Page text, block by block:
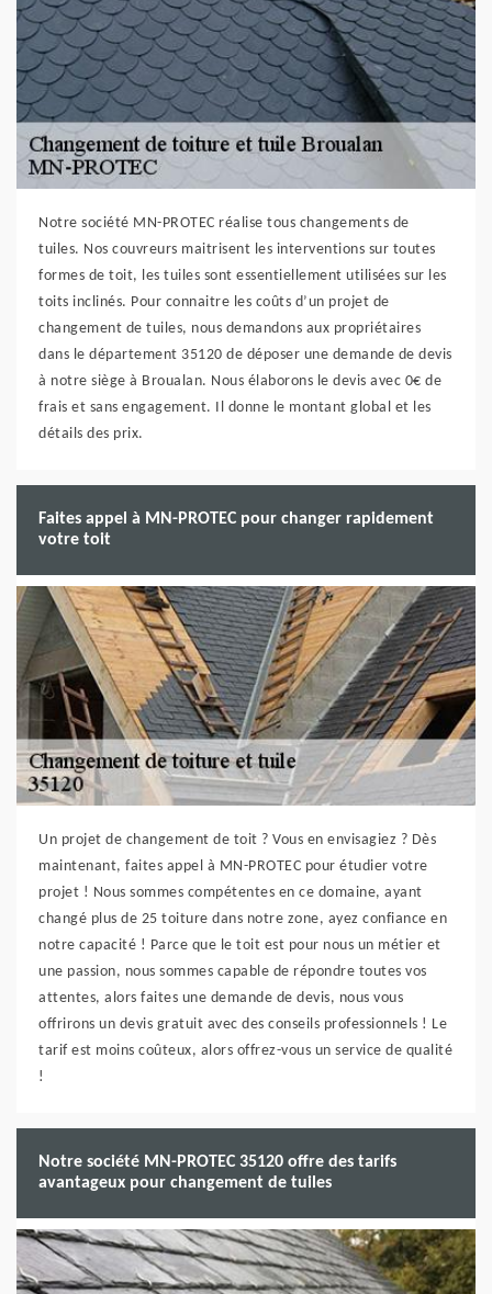
Notre société MN-PROTEC réalise tous changements de
tuiles. Nos couvreurs maitrisent les interventions sur toutes
formes de toit, les tuiles sont essentiellement utilisées sur les
toits inclinés. Pour connaitre les coûts d’un projet de
changement de tuiles, nous demandons aux propriétaires
dans le département 35120 de déposer une demande de devis
à notre siège à Broualan. Nous élaborons le devis avec 0€ de
frais et sans engagement. Il donne le montant global et les
détails des prix.
Faites appel à MN-PROTEC pour changer rapidement
votre toit
Un projet de changement de toit ? Vous en envisagiez ? Dès
maintenant, faites appel à MN-PROTEC pour étudier votre
projet ! Nous sommes compétentes en ce domaine, ayant
changé plus de 25 toiture dans notre zone, ayez confiance en
notre capacité ! Parce que le toit est pour nous un métier et
une passion, nous sommes capable de répondre toutes vos
attentes, alors faites une demande de devis, nous vous
offrirons un devis gratuit avec des conseils professionnels ! Le
tarif est moins coûteux, alors offrez-vous un service de qualité
!
Notre société MN-PROTEC 35120 offre des tarifs
avantageux pour changement de tuiles